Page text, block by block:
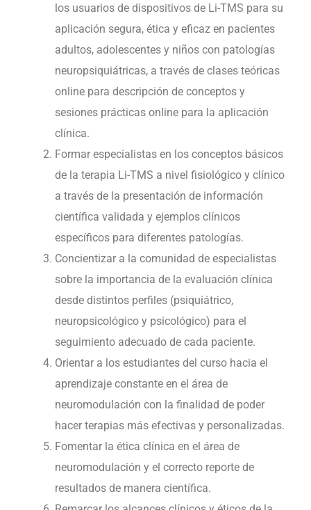
los usuarios de dispositivos de Li-TMS para su
aplicación segura, ética y eficaz en pacientes
adultos, adolescentes y niños con patologías
neuropsiquiátricas, a través de clases teóricas
online para descripción de conceptos y
sesiones prácticas online para la aplicación
clínica.
Formar especialistas en los conceptos básicos
de la terapia Li-TMS a nivel fisiológico y clínico
a través de la presentación de información
científica validada y ejemplos clínicos
específicos para diferentes patologías.
Concientizar a la comunidad de especialistas
sobre la importancia de la evaluación clínica
desde distintos perfiles (psiquiátrico,
neuropsicológico y psicológico) para el
seguimiento adecuado de cada paciente.
Orientar a los estudiantes del curso hacia el
aprendizaje constante en el área de
neuromodulación con la finalidad de poder
hacer terapias más efectivas y personalizadas.
Fomentar la ética clínica en el área de
neuromodulación y el correcto reporte de
resultados de manera científica.